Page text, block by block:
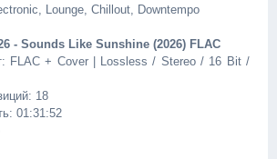
Lounge, Chillout, Downtempo
- Sounds Like Sunshine (2026) FLAC
FLAC + Cover | Lossless / Stereo / 16 Bit /
18
01:31:52